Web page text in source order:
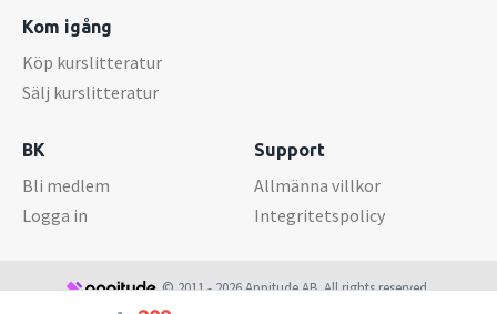
Kom igång
Köp kurslitteratur
Sälj kurslitteratur
BK
Bli medlem
Logga in
Support
Allmänna villkor
Integritetspolicy
© 2011 - 2026 Appitude AB. All rights reserved.